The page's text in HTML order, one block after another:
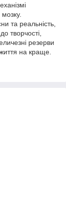
та реальність,
творчості,
резерви
на краще.